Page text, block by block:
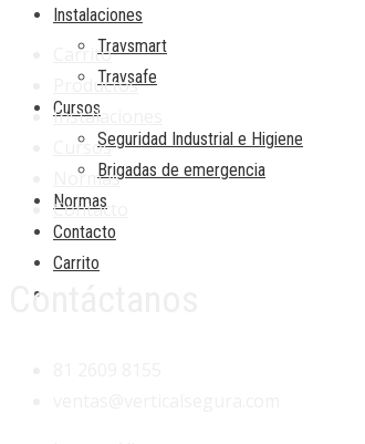
Instalaciones
Travsmart
Travsafe
Cursos
Seguridad Industrial e Higiene
Brigadas de emergencia
Normas
Contacto
Carrito
Carrito
Productos
Instalaciones
Cursos
Normas
Contacto
Contáctanos